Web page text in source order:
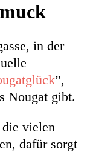
in der
”,
Nougat gibt.
vielen
dafür sorgt